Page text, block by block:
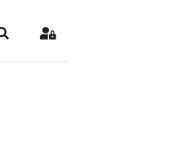
KeresésBejelentkezés